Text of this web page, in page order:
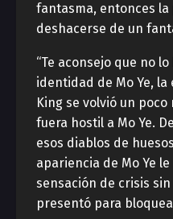
fantasma, entonces
deshacerse de un
“Te aconsejo que no
identidad de Mo Ye,
King se volvió un
fuera hostil a Mo Ye.
esos diablos de
apariencia de Mo Ye
sensación de crisis
presentó para